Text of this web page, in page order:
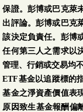
保證。彭博或巴克萊
出評論。彭博或巴克
該決定負責任。彭博
任何第三人之需求以
管理、行銷或交易均
ETF基金以追蹤標的
基金之淨資產價值表
原因致生基金報酬偏